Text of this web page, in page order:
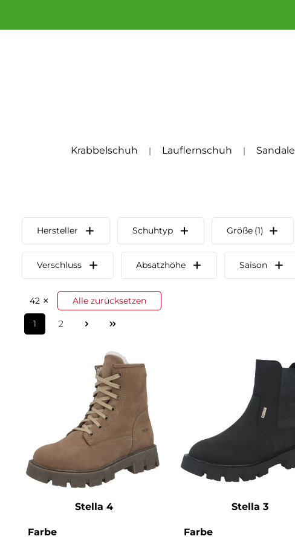
Krabbelschuh Lauflernschuh Sandale
Hersteller Schuhtyp Größe (1)
Verschluss Absatzhöhe Saison
42 × Alle zurücksetzen
Seite
1 Seite
2
Stella 4
Farbeauswählen
Stella 3
Farbeauswählen